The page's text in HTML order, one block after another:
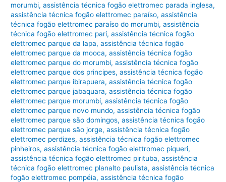
morumbi,assistência técnica fogão elettromec parada inglesa,
assistência técnica fogão elettromec paraíso,assistência
técnica fogão elettromec paraíso do morumbi,assistência
técnica fogão elettromec pari,assistência técnica fogão
elettromec parque da lapa,assistência técnica fogão
elettromec parque da mooca,assistência técnica fogão
elettromec parque do morumbi,assistência técnica fogão
elettromec parque dos principes,assistência técnica fogão
elettromec parque ibirapuera,assistência técnica fogão
elettromec parque jabaquara,assistência técnica fogão
elettromec parque morumbi,assistência técnica fogão
elettromec parque novo mundo,assistência técnica fogão
elettromec parque são domingos,assistência técnica fogão
elettromec parque são jorge,assistência técnica fogão
elettromec perdizes,assistência técnica fogão elettromec
pinheiros,assistência técnica fogão elettromec piqueri,
assistência técnica fogão elettromec pirituba,assistência
técnica fogão elettromec planalto paulista,assistência técnica
fogão elettromec pompéia,assistência técnica fogão